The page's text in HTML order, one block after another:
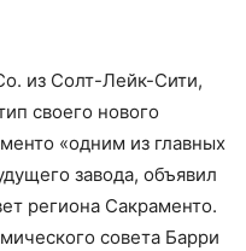
из Солт-Лейк-Сити,
своего нового
«одним из главных
завода, объявил
региона Сакраменто.
совета Барри